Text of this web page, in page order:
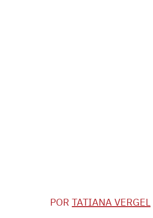
POR TATIANA VERGEL